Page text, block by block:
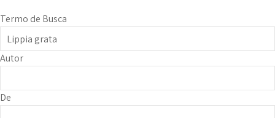
Termo de Busca
Autor
De